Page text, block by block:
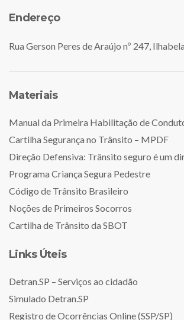
Endereço
Rua Gerson Peres de Araújo nº 247,
Materiais
Manual da Primeira Habilitação de
Cartilha Segurança no Trânsito – MPDF
Direção Defensiva: Trânsito seguro é um
Programa Criança Segura Pedestre
Código de Trânsito Brasileiro
Noções de Primeiros Socorros
Cartilha de Trânsito da SBOT
Links Úteis
Detran.SP – Serviços ao cidadão
Simulado Detran.SP
Registro de Ocorrências Online (SSP/SP)